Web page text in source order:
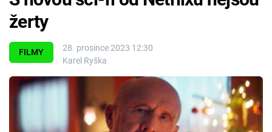
Témata
Filmy
FILMY
28. prosince 2023 12:30
Karel Ryška
žerty